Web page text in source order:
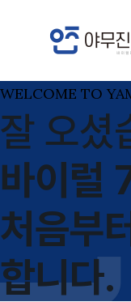
로
건
너
뛰
기
WELCOME TO
잘 오셨
바이럴
처음부
합니다.